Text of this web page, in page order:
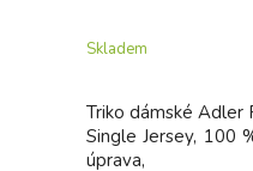
Skladem
Triko dámské Adler
Single Jersey, 100
úprava,